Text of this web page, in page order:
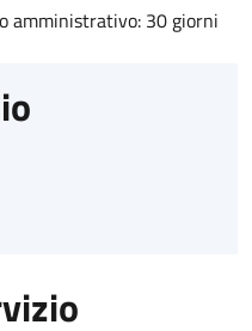
amministrativo: 30 giorni